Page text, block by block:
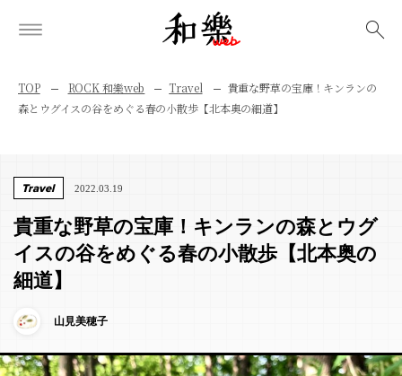
TOP ROCK 和樂web Travel
貴重な野草の宝庫！キンランの
森とウグイスの谷をめぐる春の小散歩【北本奥の細道】
Travel 2022.03.19
貴重な野草の宝庫！キンランの森とウグ
イスの谷をめぐる春の小散歩【北本奥の
細道】
山見美穂子